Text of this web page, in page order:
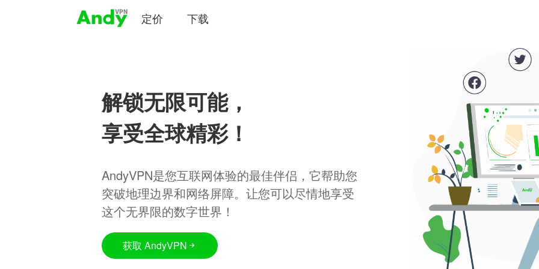
定价 下载
解锁无限可能，
享受全球精彩！
AndyVPN是您互联网体验的最佳伴侣，它帮助您
突破地理边界和网络屏障。让您可以尽情地享受
这个无界限的数字世界！
获取 AndyVPN